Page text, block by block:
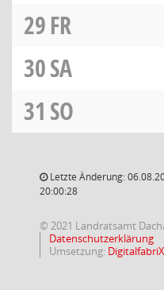
29FR
30SA
31 SO
Letzte Änderung:
20:00:28
© 2021 Landratsamt
Datenschutzerklärung
Umsetzung: